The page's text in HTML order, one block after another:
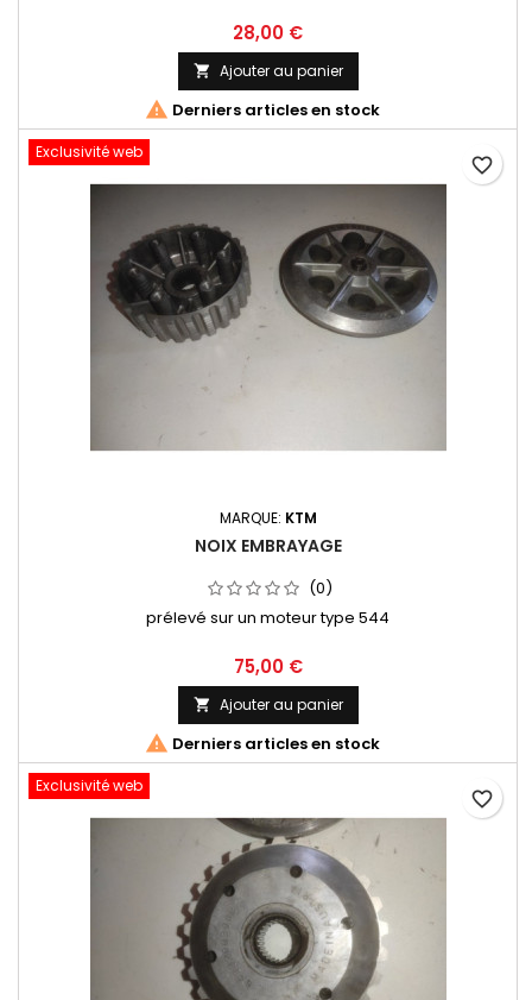
28,00 €
 Ajouter au panier
 Derniers articles en stock
Exclusivité web
MARQUE: KTM
NOIX EMBRAYAGE
(0)
prélevé sur un moteur type 544
75,00 €
 Ajouter au panier
 Derniers articles en stock
favorite_border
Exclusivité web
favorite_border